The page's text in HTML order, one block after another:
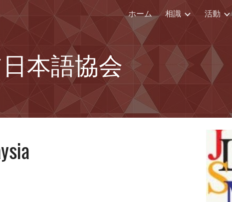
Skip to navigation
ホーム 相識 活動
本語協会